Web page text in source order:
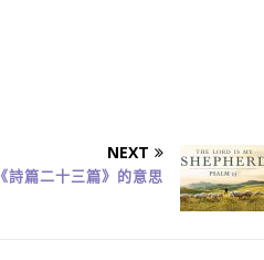
NEXT
《詩篇二十三篇》的意思